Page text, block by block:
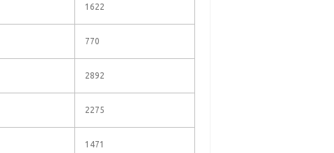
1622
770
2892
2275
1471